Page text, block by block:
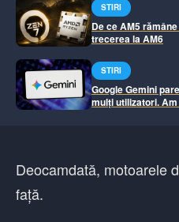
STIRI
De ce AM5
trecerea la AM6
STIRI
Google Gemini
mulți utilizatori.
Deocamdată, motoarele
față.